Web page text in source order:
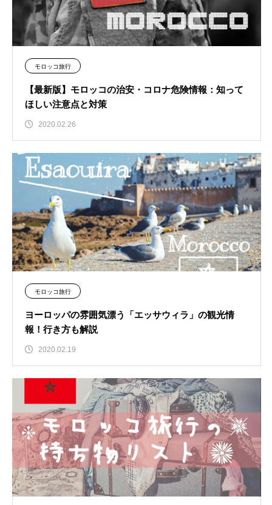
モロッコ旅行
【最新版】モロッコの治安・コロナ危険情報：知って
ほしい注意点と対策
2020.02.26
モロッコ旅行
ヨーロッパの雰囲気漂う「エッサウィラ」の観光情
報！行き方も解説
2020.02.19